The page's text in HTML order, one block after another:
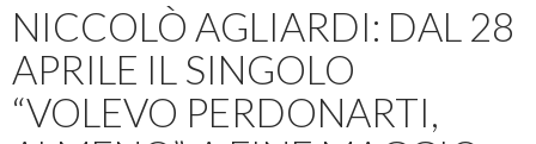
NICCOLÒ AGLIARDI: DAL 28
APRILE IL SINGOLO
“VOLEVO PERDONARTI,